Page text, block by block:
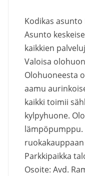
Kodikas asunto
Asunto
kaikkien
Valoisa
Olohuoneesta
aamu
kaikki toimii
kylpyhuone.
Parkkipaikka
Osoite: Avd.